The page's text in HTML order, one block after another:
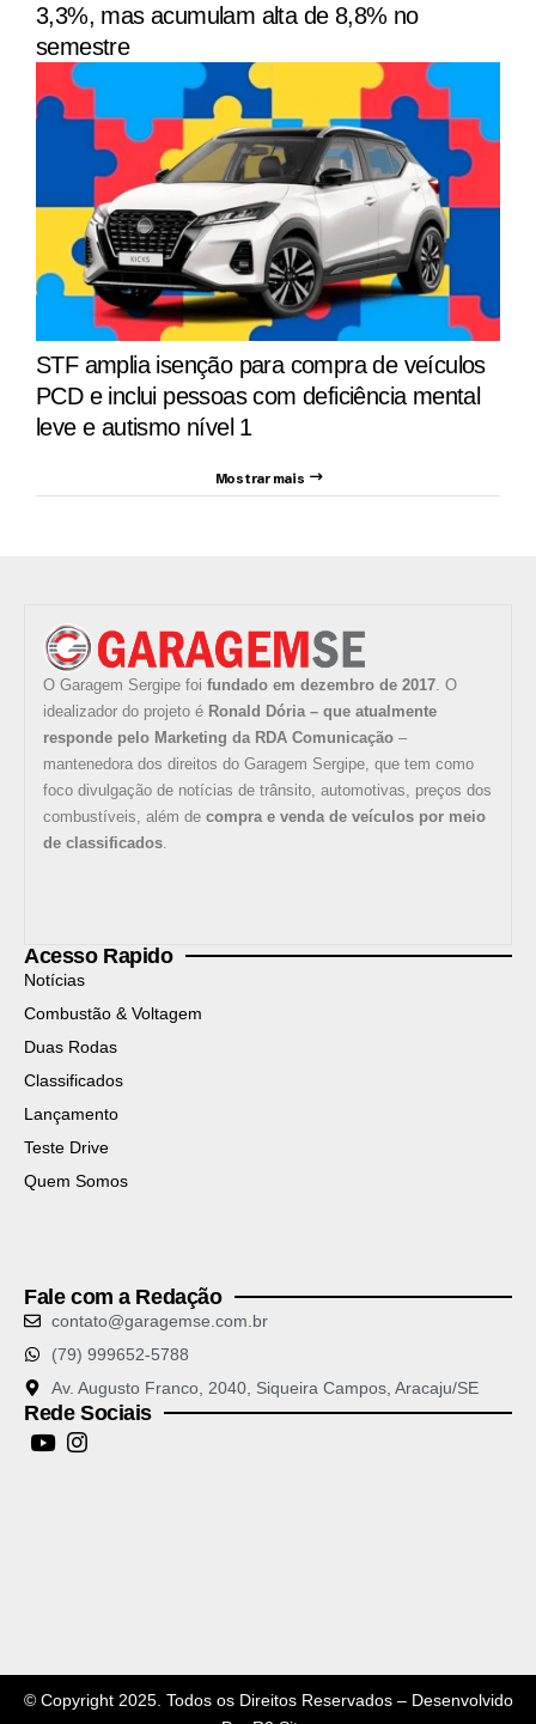
3,3%, mas acumulam alta de 8,8% no
semestre
STF amplia isenção para compra de veículos
PCD e inclui pessoas com deficiência mental
leve e autismo nível 1
Mostrar mais
O Garagem Sergipe foi fundado em dezembro de 2017. O
idealizador do projeto é Ronald Dória – que atualmente
responde pelo Marketing da RDA Comunicação –
mantenedora dos direitos do Garagem Sergipe, que tem como
foco divulgação de notícias de trânsito, automotivas, preços dos
combustíveis, além de compra e venda de veículos por meio
de classificados.
Acesso Rapido
Notícias
Combustão & Voltagem
Duas Rodas
Classificados
Lançamento
Teste Drive
Quem Somos
Fale com a Redação
contato@garagemse.com.br
(79) 999652-5788
Av. Augusto Franco, 2040, Siqueira Campos, Aracaju/SE
Rede Sociais
© Copyright 2025. Todos os Direitos Reservados – Desenvolvido